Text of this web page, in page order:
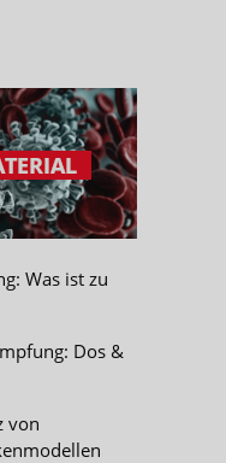
Was ist zu
Dos &
von